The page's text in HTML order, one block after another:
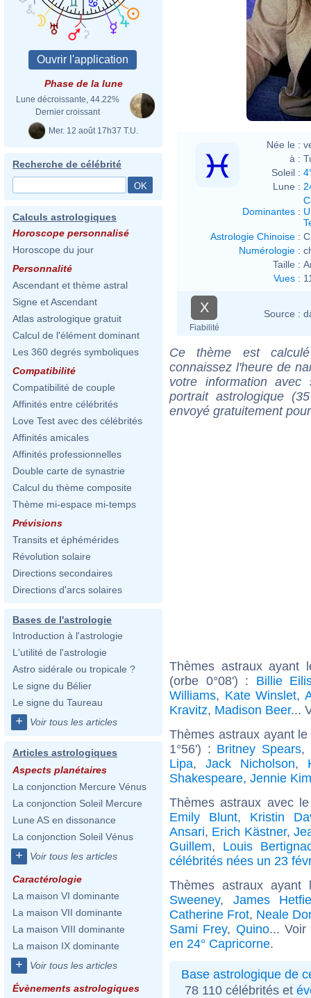
Phase de la lune
Lune décroissante, 44.22%
Dernier croissant
Mer. 12 août 17h37 T.U.
Recherche de célébrité
Calculs astrologiques
Horoscope personnalisé
Horoscope du jour
Personnalité
Ascendant et thème astral
Signe et Ascendant
Atlas astrologique gratuit
Calcul de l'élément dominant
Les 360 degrés symboliques
Compatibilité
Compatibilité de couple
Affinités entre célébrités
Love Test avec des célébrités
Affinités amicales
Affinités professionnelles
Double carte de synastrie
Calcul du thème composite
Thème mi-espace mi-temps
Prévisions
Transits et éphémérides
Révolution solaire
Directions secondaires
Directions d'arcs solaires
Bases de l'astrologie
Introduction à l'astrologie
L'utilité de l'astrologie
Astro sidérale ou tropicale ?
Le signe du Bélier
Le signe du Taureau
+ Voir tous les articles
Articles astrologiques
Aspects planétaires
La conjonction Mercure Vénus
La conjonction Soleil Mercure
Lune AS en dissonance
La conjonction Soleil Vénus
+ Voir tous les articles
Caractérologie
La maison VI dominante
La maison VII dominante
La maison VIII dominante
La maison IX dominante
+ Voir tous les articles
Évènements astrologiques
Née le :
à :
Soleil :
Lune :
Dominantes :
Astrologie Chinoise :
Numérologie :
Taille :
Vues :
X
Fiabilité
Source :
Ce thème est
connaissez l'heure de
votre information
portrait astrologique
envoyé gratuitement
Thèmes astraux ayant
(orbe 0°08') : Billie
Williams, Kate Winslet,
Kravitz, Madison Beer...
Thèmes astraux ayant
1°56') : Britney Spears,
Lipa,Jack Nicholson,
Shakespeare, Jennie Kim
Thèmes astraux avec
Emily Blunt, Kristin
Ansari, Erich Kästner,
Guillem, Louis
célébrités nées un 23
Thèmes astraux
Sweeney, James
Catherine Frot, Neale
Sami Frey, Quino...
en 24° Capricorne.
Base astrologique de
78 110 célébrités et